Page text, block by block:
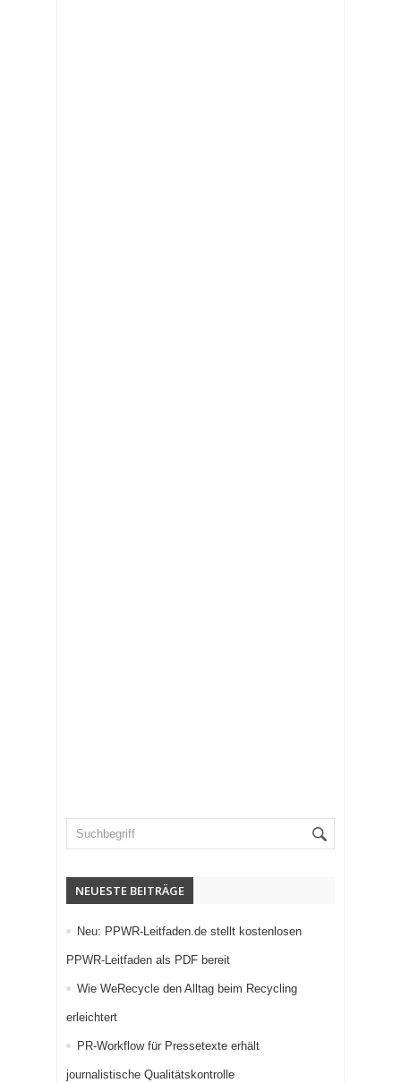
NEUESTE BEITRÄGE
Neu: PPWR-Leitfaden.de stellt kostenlosen
PPWR-Leitfaden als PDF bereit
Wie WeRecycle den Alltag beim Recycling
erleichtert
PR-Workflow für Pressetexte erhält
journalistische Qualitätskontrolle